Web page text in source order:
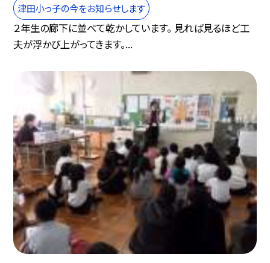
津田小っ子の今をお知らせします
２年生の廊下に並べて乾かしています。 見れば見るほど工
夫が浮かび上がってきます。...